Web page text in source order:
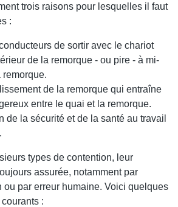
trois raisons pour lesquelles il faut
:
de sortir avec le chariot
de la remorque - ou pire - à mi-
de la remorque qui entraîne
entre le quai et la remorque.
de la sécurité et de la santé au travail
types de contention, leur
assurée, notamment par
ou par erreur humaine. Voici quelques
: